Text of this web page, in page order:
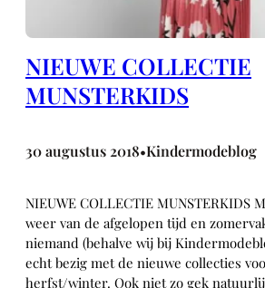
NIEUWE COLLECTIE
MUNSTERKIDS
30 augustus 2018•Kindermodeblog
NIEUWE COLLECTIE MUNSTERKIDS
weer van de afgelopen tijd en
niemand (behalve wij bij
echt bezig met de nieuwe collecties
herfst/winter. Ook niet zo gek